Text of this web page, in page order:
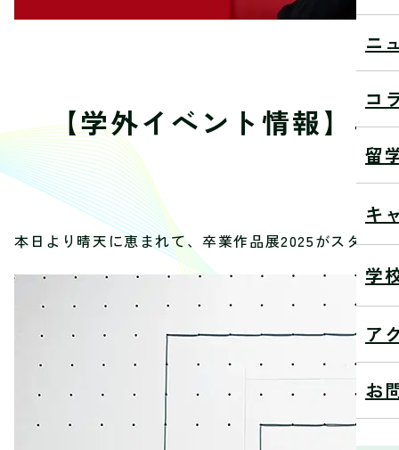
ニ
コ
留
キ
学
ア
お
【学外イベント情報】卒
本日より晴天に恵まれて、卒業作品展2025がスター